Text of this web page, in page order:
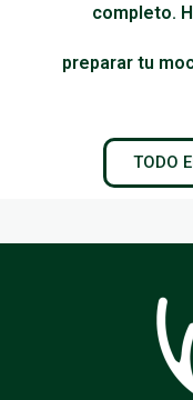
completo.
preparar tu
TODO